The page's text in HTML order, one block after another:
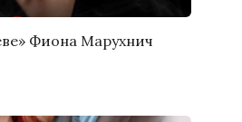
Фиона Марухнич